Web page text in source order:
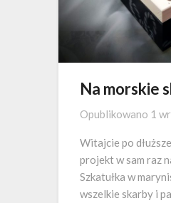
Na morskie
Opublikowano 1
Witajcie po
projekt w sam raz
Szkatułka w
wszelkie skarby i